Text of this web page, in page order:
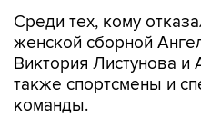
Среди тех, кому
женской сборной
Виктория Листунова и
также спортсмены и
команды.